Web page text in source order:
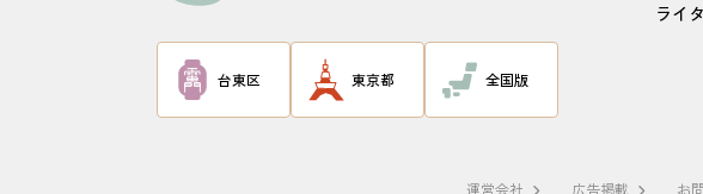
台東区 東京都 全国版
ライ
運営会社 広告掲載 お